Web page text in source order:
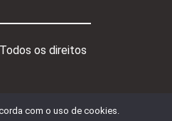
Todos os direitos
com o uso de cookies.